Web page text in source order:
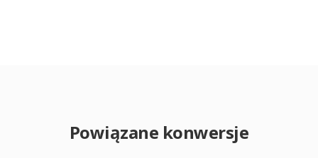
Powiązane konwersje